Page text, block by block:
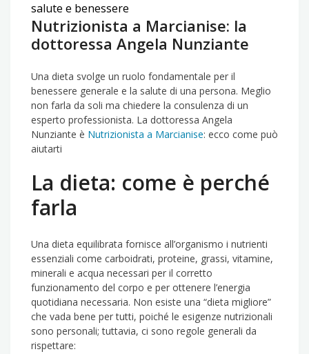
salute e benessere
Nutrizionista a Marcianise: la
dottoressa Angela Nunziante
Una dieta svolge un ruolo fondamentale per il
benessere generale e la salute di una persona. Meglio
non farla da soli ma chiedere la consulenza di un
esperto professionista. La dottoressa Angela
Nunziante è Nutrizionista a Marcianise: ecco come può
aiutarti
La dieta: come è perché
farla
Una dieta equilibrata fornisce all’organismo i nutrienti
essenziali come carboidrati, proteine, grassi, vitamine,
minerali e acqua necessari per il corretto
funzionamento del corpo e per ottenere l’energia
quotidiana necessaria. Non esiste una “dieta migliore”
che vada bene per tutti, poiché le esigenze nutrizionali
sono personali; tuttavia, ci sono regole generali da
rispettare: